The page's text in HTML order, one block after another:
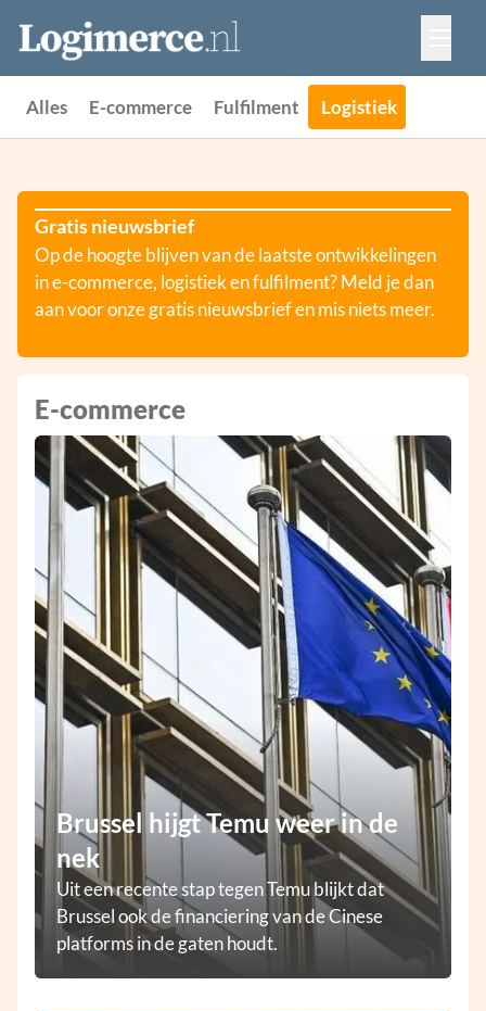
Vacatures
Events
Alles E-commerce Fulfilment Logistiek
Gratis nieuwsbrief
Op de hoogte blijven van de laatste ontwikkelingen
in e-commerce, logistiek en fulfilment? Meld je dan
aan voor onze gratis nieuwsbrief en mis niets meer.
E-commerce
Brussel hijgt Temu weer in de
nek
Uit een recente stap tegen Temu blijkt dat
Brussel ook de financiering van de Cinese
platforms in de gaten houdt.